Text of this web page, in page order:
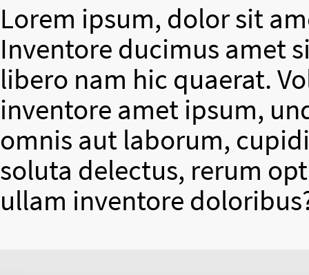
Lorem ipsum, dolor sit
Inventore ducimus amet
libero nam hic quaerat.
inventore amet ipsum,
omnis aut laborum,
soluta delectus, rerum
ullam inventore